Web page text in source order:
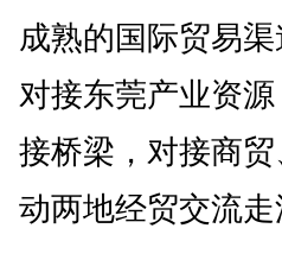
成熟的国际贸易
对接东莞产业资
接桥梁，对接商
动两地经贸交流